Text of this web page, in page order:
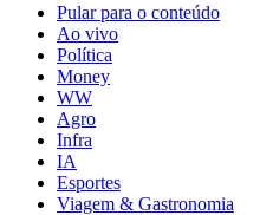
Pular para o conteúdo
Ao vivo
Política
Money
WW
Agro
Infra
IA
Esportes
Viagem & Gastronomia